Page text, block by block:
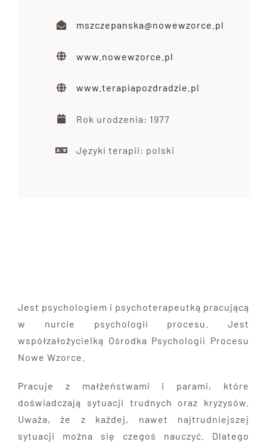
mszczepanska@nowewzorce.pl
www.nowewzorce.pl
www.terapiapozdradzie.pl
Rok urodzenia: 1977
Języki terapii: polski
Jest psychologiem i psychoterapeutką pracującą
w nurcie psychologii procesu. Jest
współzałożycielką Ośrodka Psychologii Procesu
Nowe Wzorce.
Pracuje z małżeństwami i parami, które
doświadczają sytuacji trudnych oraz kryzysów.
Uważa, że z każdej, nawet najtrudniejszej
sytuacji można się czegoś nauczyć. Dlatego